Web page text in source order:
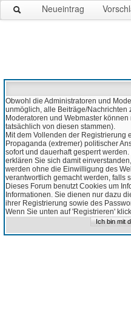
Neueintrag
Obwohl die Administratoren und
unmöglich, alle Beiträge/Nachrichten
Moderatoren und Webmaster
tatsächlich von diesen stammen).
Mit dem Vollenden der Registrierung
Propaganda (extremer) politischer
sofort und dauerhaft gesperrt
erklären Sie sich damit
werden ohne die Einwilligung des
verantwortlich gemacht werden, falls
Dieses Forum benutzt Cookies um
Informationen. Sie dienen nur dazu
ihrer Registrierung sowie des
Wenn Sie unten auf 'Registrieren'